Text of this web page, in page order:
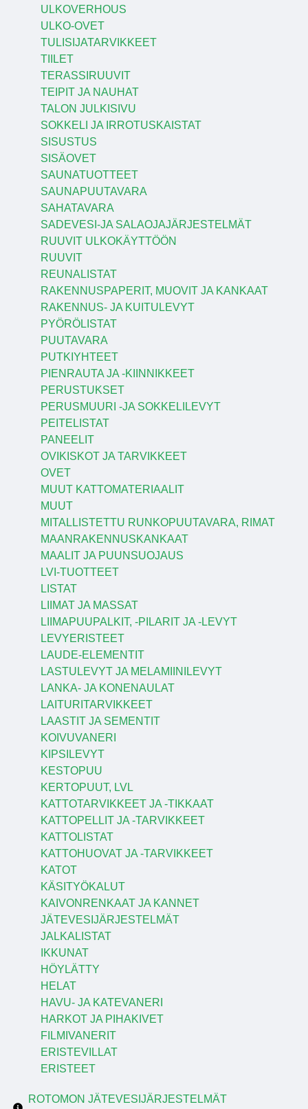
ULKOVERHOUS
ULKO-OVET
TULISIJATARVIKKEET
TIILET
TERASSIRUUVIT
TEIPIT JA NAUHAT
TALON JULKISIVU
SOKKELI JA IRROTUSKAISTAT
SISUSTUS
SISÄOVET
SAUNATUOTTEET
SAUNAPUUTAVARA
SAHATAVARA
SADEVESI-JA SALAOJAJÄRJESTELMÄT
RUUVIT ULKOKÄYTTÖÖN
RUUVIT
REUNALISTAT
RAKENNUSPAPERIT, MUOVIT JA KANKAAT
RAKENNUS- JA KUITULEVYT
PYÖRÖLISTAT
PUUTAVARA
PUTKIYHTEET
PIENRAUTA JA -KIINNIKKEET
PERUSTUKSET
PERUSMUURI -JA SOKKELILEVYT
PEITELISTAT
PANEELIT
OVIKISKOT JA TARVIKKEET
OVET
MUUT KATTOMATERIAALIT
MUUT
MITALLISTETTU RUNKOPUUTAVARA, RIMAT
MAANRAKENNUSKANKAAT
MAALIT JA PUUNSUOJAUS
LVI-TUOTTEET
LISTAT
LIIMAT JA MASSAT
LIIMAPUUPALKIT, -PILARIT JA -LEVYT
LEVYERISTEET
LAUDE-ELEMENTIT
LASTULEVYT JA MELAMIINILEVYT
LANKA- JA KONENAULAT
LAITURITARVIKKEET
LAASTIT JA SEMENTIT
KOIVUVANERI
KIPSILEVYT
KESTOPUU
KERTOPUUT, LVL
KATTOTARVIKKEET JA -TIKKAAT
KATTOPELLIT JA -TARVIKKEET
KATTOLISTAT
KATTOHUOVAT JA -TARVIKKEET
KATOT
KÄSITYÖKALUT
KAIVONRENKAAT JA KANNET
JÄTEVESIJÄRJESTELMÄT
JALKALISTAT
IKKUNAT
HÖYLÄTTY
HELAT
HAVU- JA KATEVANERI
HARKOT JA PIHAKIVET
FILMIVANERIT
ERISTEVILLAT
ERISTEET
ROTOMON JÄTEVESIJÄRJESTELMÄT